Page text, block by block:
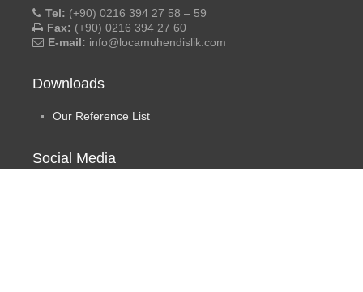
Tel: (+90) 0216 394 27 58 – 59
Fax: (+90) 0216 394 27 60
E-mail: info@locamuhendislik.com
Downloads
Our Reference List
Social Media